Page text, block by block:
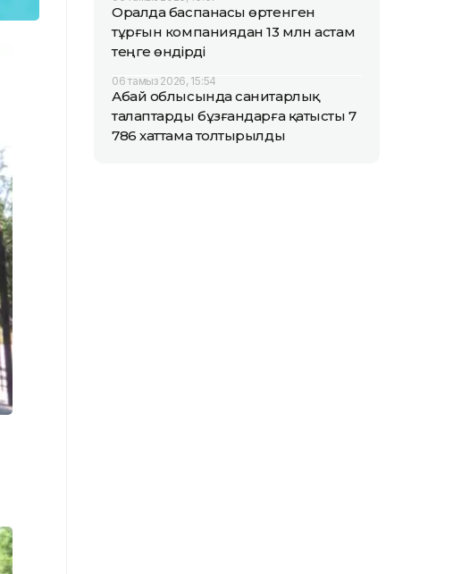
Оралда баспанасы өртенген
тұрғын компаниядан 13 млн астам
теңге өндірді
06 тамыз 2026, 15:54
Абай облысында санитарлық
талаптарды бұзғандарға қатысты 7
786 хаттама толтырылды